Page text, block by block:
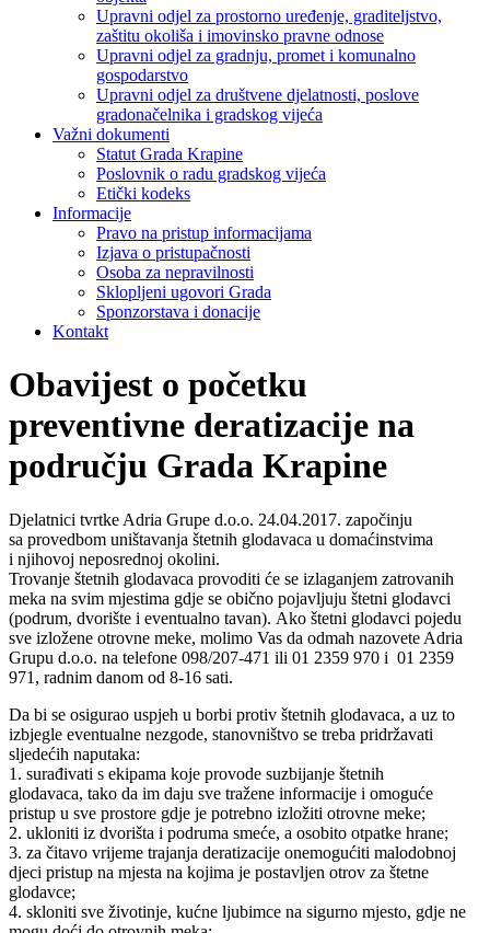
Upravni odjel za prostorno uređenje, graditeljstvo,
zaštitu okoliša i imovinsko pravne odnose
Upravni odjel za gradnju, promet i komunalno
gospodarstvo
Upravni odjel za društvene djelatnosti, poslove
gradonačelnika i gradskog vijeća
Važni dokumenti
Statut Grada Krapine
Poslovnik o radu gradskog vijeća
Etički kodeks
Informacije
Pravo na pristup informacijama
Izjava o pristupačnosti
Osoba za nepravilnosti
Sklopljeni ugovori Grada
Sponzorstava i donacije
Kontakt
Obavijest o početku
preventivne deratizacije na
području Grada Krapine
Djelatnici tvrtke Adria Grupe d.o.o. 24.04.2017. započinju
sa provedbom uništavanja štetnih glodavaca u domaćinstvima
i njihovoj neposrednoj okolini.
Trovanje štetnih glodavaca provoditi će se izlaganjem zatrovanih
meka na svim mjestima gdje se obično pojavljuju štetni glodavci
(podrum, dvorište i eventualno tavan). Ako štetni glodavci pojedu
sve izložene otrovne meke, molimo Vas da odmah nazovete Adria
Grupu d.o.o. na telefone 098/207-471 ili 01 2359 970 i 01 2359
971, radnim danom od 8-16 sati.
Da bi se osigurao uspjeh u borbi protiv štetnih glodavaca, a uz to
izbjegle eventualne nezgode, stanovništvo se treba pridržavati
sljedećih naputaka:
1. surađivati s ekipama koje provode suzbijanje štetnih
glodavaca, tako da im daju sve tražene informacije i omoguće
pristup u sve prostore gdje je potrebno izložiti otrovne meke;
2. ukloniti iz dvorišta i podruma smeće, a osobito otpatke hrane;
3. za čitavo vrijeme trajanja deratizacije onemogućiti malodobnoj
djeci pristup na mjesta na kojima je postavljen otrov za štetne
glodavce;
4. skloniti sve životinje, kućne ljubimce na sigurno mjesto, gdje ne